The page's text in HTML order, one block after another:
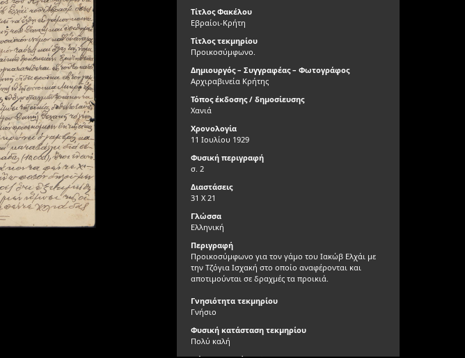
Τίτλος Φακέλου
Εβραίοι-Κρήτη
Τίτλος τεκμηρίου
Προικοσύμφωνο.
Δημιουργός – Συγγραφέας – Φωτογράφος
Αρχιραβινεία Κρήτης
Τόπος έκδοσης / δημοσίευσης
Χανιά
Χρονολογία
11 Ιουλίου 1929
Φυσική περιγραφή
σ. 2
Διαστάσεις
31 Χ 21
Γλώσσα
Ελληνική
Περιγραφή
Προικοσύμφωνο για τον γάμο του Ιακώβ Ελχάι με
την Τζόγια Ισχακή στο οποίο αναφέρονται και
αποτιμούνται σε δραχμές τα προικιά.
Γνησιότητα τεκμηρίου
Γνήσιο
Φυσική κατάσταση τεκμηρίου
Πολύ καλή